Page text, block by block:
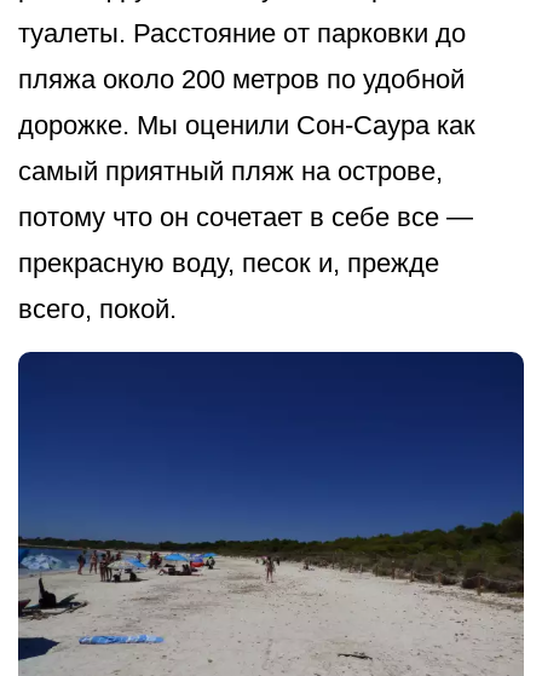
туалеты. Расстояние от парковки до
пляжа около 200 метров по удобной
дорожке. Мы оценили Сон-Саура как
самый приятный пляж на острове,
потому что он сочетает в себе все —
прекрасную воду, песок и, прежде
всего, покой.